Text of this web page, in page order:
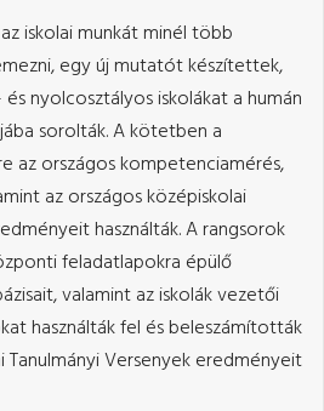
iskolai munkát minél több
egy új mutatót készítettek,
nyolcosztályos iskolákat a humán
sorolták. A kötetben a
az országos kompetenciamérés,
az országos középiskolai
használták. A rangsorok
feladatlapokra épülő
valamint az iskolák vezetői
használták fel és beleszámították
Tanulmányi Versenyek eredményeit